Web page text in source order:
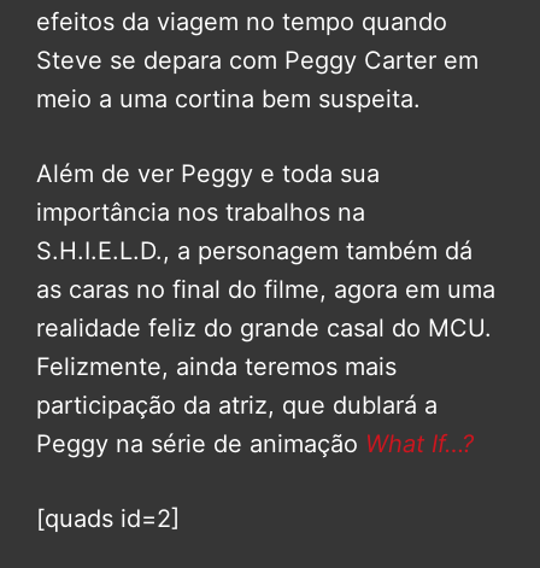
efeitos da viagem no tempo quando
Steve se depara com Peggy Carter em
meio a uma cortina bem suspeita.
Além de ver Peggy e toda sua
importância nos trabalhos na
S.H.I.E.L.D., a personagem também dá
as caras no final do filme, agora em uma
realidade feliz do grande casal do MCU.
Felizmente, ainda teremos mais
participação da atriz, que dublará a
Peggy na série de animação What If…?
[quads id=2]